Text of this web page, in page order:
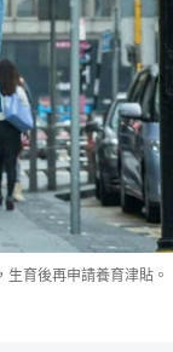
育後再申請養育津貼。